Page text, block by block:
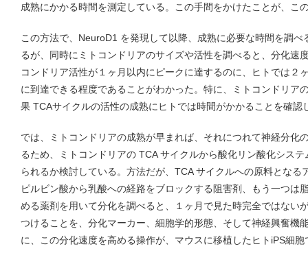
成熟にかかる時間を測定している。この手間をかけたことが、こ
この方法で、NeuroD1 を発現して以降、成熟に必要な時間を調
るが、同時にミトコンドリアのサイズや活性を調べると、分化速
コンドリア活性が１ヶ月以内にピークに達するのに、ヒトでは２
に到達できる程度であることがわかった。特に、ミトコンドリア
果 TCAサイクルの活性の成熟にヒトでは時間がかかることを確認
では、ミトコンドリアの成熟が早まれば、それにつれて神経分化
るため、ミトコンドリアの TCA サイクルから酸化リン酸化シス
られるか検討している。方法だが、TCA サイクルへの原料となる
ピルビン酸から乳酸への経路をブロックする阻害剤、もう一つは
める薬剤を用いて分化を調べると、１ヶ月で見た時完全ではない
つけることを、分化マーカー、細胞学的形態、そして神経興奮機
に、この分化速度を高める操作が、マウスに移植したヒトiPS細